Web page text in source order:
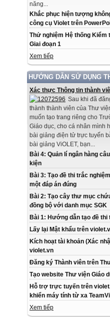
năng...
Khắc phục hiện tượng
công cụ Violet trên
Thử nghiệm Hệ thống Kiểm
Giai đoạn 1
Xem tiếp
HƯỚNG DẪN SỬ DỤNG
Xác thực Thông tin thành
Sau khi đã
thành thành viên của Thư
muốn tạo trang riêng cho
Giáo dục, cho cá nhân mình
bài giảng điện tử trực tuyến
bài giảng ViOLET, bạn...
Bài 4: Quản lí ngân hàng
kiện
Bài 3: Tạo đề thi trắc
một đáp án đúng
Bài 2: Tạo cây thư mục
đồng bộ với danh mục SGK
Bài 1: Hướng dẫn tạo đề
Lấy lại Mật khẩu trên
Kích hoạt tài khoản (Xác
violet.vn
Đăng ký Thành viên trên
Tạo website Thư viện Giáo
Hỗ trợ trực tuyến trên
khiển máy tính từ xa
Xem tiếp